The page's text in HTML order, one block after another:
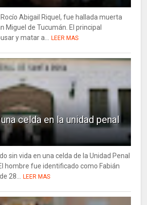
Abigail Riquel, fue hallada muerta
Miguel de Tucumán. El principal
y matar a...
LEER MAS
celda en la unidad penal
sin vida en una celda de la Unidad Penal
hombre fue identificado como Fabián
28...
LEER MAS